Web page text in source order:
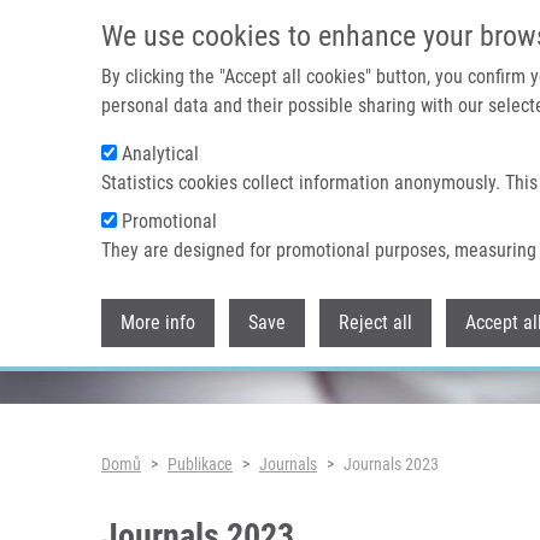
We use cookies to enhance your
By clicking the "Accept all cookies" button, you confirm
personal data and their possible sharing with our
Analytical
Statistics cookies collect information anonymously.
Promotional
They are designed for promotional purposes,
More info Save Reject all Accept all
Header image
Drobečková navigace
Domů Publikace Journals Journals 2023